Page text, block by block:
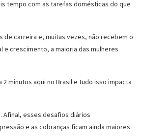
tempo com as tarefas domésticas do que
carreira e, muitas vezes, não recebem o
crescimento, a maioria das mulheres
minutos aqui no Brasil e tudo isso impacta
Afinal, esses desafios diários
e as cobranças ficam ainda maiores.